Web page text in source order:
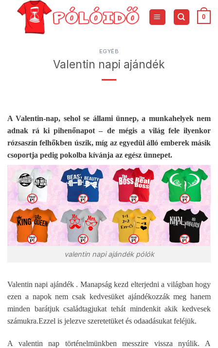
content
0
EGYÉB
Valentin napi ajándék
A Valentin-nap, sehol se állami ünnep, a munkahelyek nem
adnak rá ki pihenőnapot – de mégis a világ fele ilyenkor
rózsaszín felhőkben úszik, míg az egyedül álló emberek másik
csoportja pedig pokolba kívánja az egész ünnepet.
valentin napi ajándék pólók
Valentin napi ajándék . Manapság kezd elterjedni a világban hogy
ezen a napok nem csak kedvesüket ajándékozzák meg hanem
minden barátjuk családtagjukat tehát mindenkit akik kedvesek
számukra.Ezzel is jelezve szeretetüket és odaadásukat feléjük.
A valentin nap történelmünkben messzire vissza nyúlik. A